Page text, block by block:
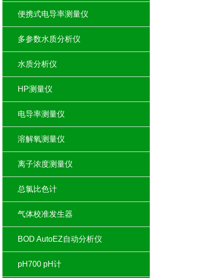
便携式电导率测量仪
多参数水质分析仪
水质分析仪
HP测量仪
电导率测量仪
溶解氧测量仪
离子浓度测量仪
总氯比色计
气体校准发生器
BOD AutoEZ自动分析仪
pH700 pH计